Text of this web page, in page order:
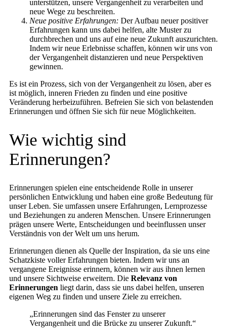
unterstützen, unsere Vergangenheit zu verarbeiten und
neue Wege zu beschreiten.
Neue positive Erfahrungen: Der Aufbau neuer positiver
Erfahrungen kann uns dabei helfen, alte Muster zu
durchbrechen und uns auf eine neue Zukunft auszurichten.
Indem wir neue Erlebnisse schaffen, können wir uns von
der Vergangenheit distanzieren und neue Perspektiven
gewinnen.
Es ist ein Prozess, sich von der Vergangenheit zu lösen, aber es
ist möglich, inneren Frieden zu finden und eine positive
Veränderung herbeizuführen. Befreien Sie sich von belastenden
Erinnerungen und öffnen Sie sich für neue Möglichkeiten.
Wie wichtig sind
Erinnerungen?
Erinnerungen spielen eine entscheidende Rolle in unserer
persönlichen Entwicklung und haben eine große Bedeutung für
unser Leben. Sie umfassen unsere Erfahrungen, Lernprozesse
und Beziehungen zu anderen Menschen. Unsere Erinnerungen
prägen unsere Werte, Entscheidungen und beeinflussen unser
Verständnis von der Welt um uns herum.
Erinnerungen dienen als Quelle der Inspiration, da sie uns eine
Schatzkiste voller Erfahrungen bieten. Indem wir uns an
vergangene Ereignisse erinnern, können wir aus ihnen lernen
und unsere Sichtweise erweitern. Die Relevanz von
Erinnerungen liegt darin, dass sie uns dabei helfen, unseren
eigenen Weg zu finden und unsere Ziele zu erreichen.
„Erinnerungen sind das Fenster zu unserer
Vergangenheit und die Brücke zu unserer Zukunft.“